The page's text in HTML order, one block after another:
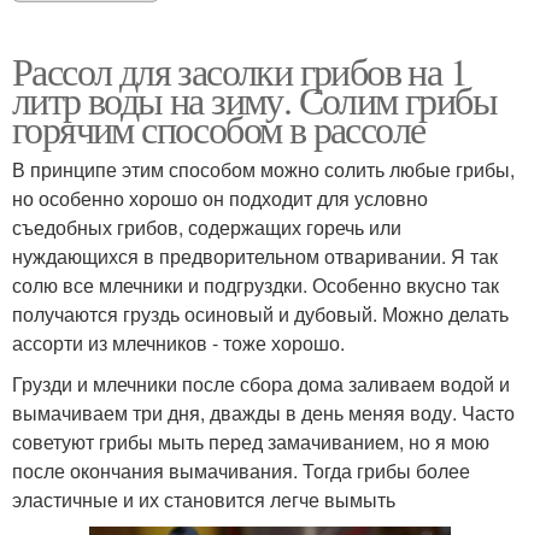
Рассол для засолки грибов на 1
литр воды на зиму. Солим грибы
горячим способом в рассоле
В принципе этим способом можно солить любые грибы,
но особенно хорошо он подходит для условно
съедобных грибов, содержащих горечь или
нуждающихся в предворительном отваривании. Я так
солю все млечники и подгруздки. Особенно вкусно так
получаются груздь осиновый и дубовый. Можно делать
ассорти из млечников - тоже хорошо.
Грузди и млечники после сбора дома заливаем водой и
вымачиваем три дня, дважды в день меняя воду. Часто
советуют грибы мыть перед замачиванием, но я мою
после окончания вымачивания. Тогда грибы более
эластичные и их становится легче вымыть